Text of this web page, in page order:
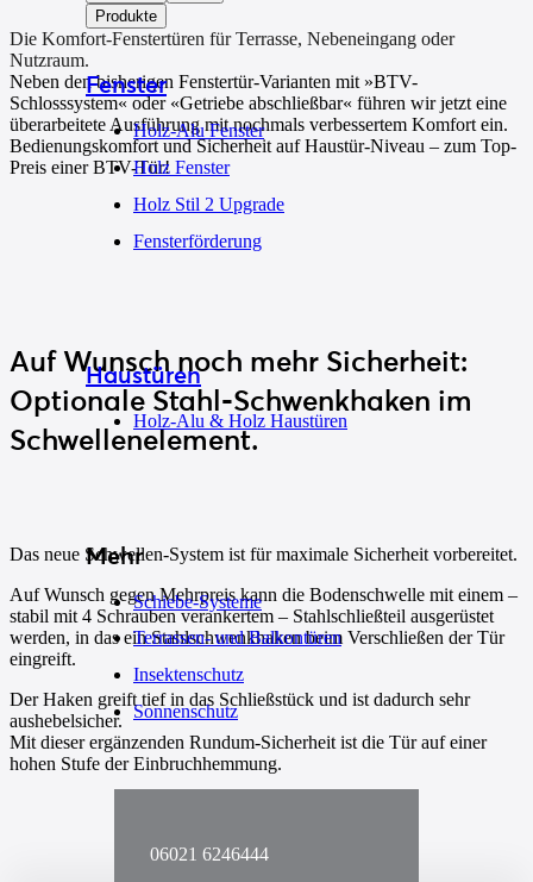
Produkte
Fenster
Holz-Alu Fenster
Holz Fenster
Holz Stil 2 Upgrade
Fensterförderung
Haustüren
Holz-Alu & Holz Haustüren
Mehr
Schiebe-Systeme
Terrassen- und Balkontüren
Insektenschutz
Sonnenschutz
06021 6246444
Die Komfort-Fenstertüren für Terrasse, Nebeneingang oder
Nutzraum.
Neben den bisherigen Fenstertür-Varianten mit »BTV-
Schlosssystem« oder «Getriebe abschließbar« führen wir jetzt eine
überarbeitete Ausführung mit nochmals verbessertem Komfort ein.
Bedienungskomfort und Sicherheit auf Haustür-Niveau – zum Top-
Preis einer BTV-Tür!
Auf Wunschnoch mehr Sicherheit:
Optionale Stahl-Schwenkhaken im
Schwellenelement.
Das neue Schwellen-System ist für maximale Sicherheit vorbereitet.
Auf Wunsch gegen Mehrpreis kann die Bodenschwelle mit einem –
stabil mit 4 Schrauben verankertem – Stahlschließteil ausgerüstet
werden, in das ein Stahlschwenkhaken beim Verschließen der Tür
eingreift.
Der Haken greift tief in das Schließstück und ist dadurch sehr
aushebelsicher.
Mit dieser ergänzenden Rundum-Sicherheit ist die Tür auf einer
hohen Stufe der Einbruchhemmung.